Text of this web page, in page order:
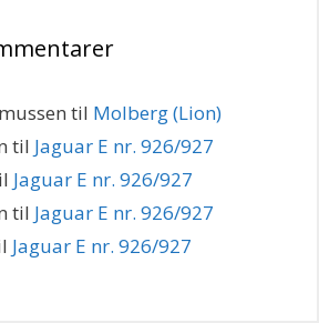
til Molberg (Lion)
til Jaguar E nr. 926/927
Jaguar E nr. 926/927
til Jaguar E nr. 926/927
Jaguar E nr. 926/927